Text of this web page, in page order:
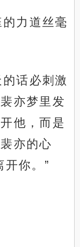
力道丝毫
话必刺激
亦梦里发
他，而是
亦的心
开你。”